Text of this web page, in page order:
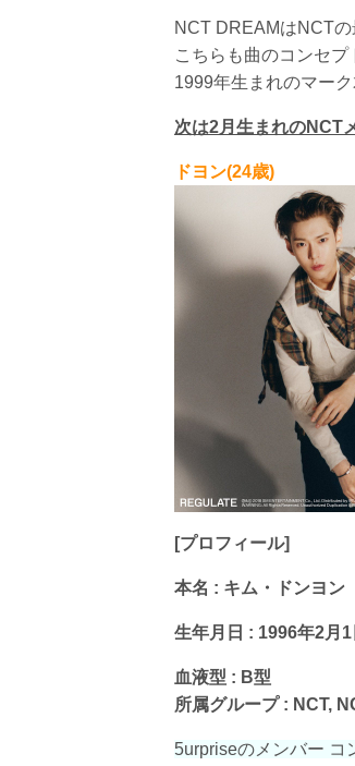
NCT DREAMはNCT
こちらも曲のコンセプ
1999年生まれのマー
次は2月生まれのNCT
ドヨン(24歳)
[プロフィール]
本名 : キム・ドンヨン
生年月日 : 1996年2月1
血液型 : B型
所属グループ : NCT,
5urpriseのメンバー コ